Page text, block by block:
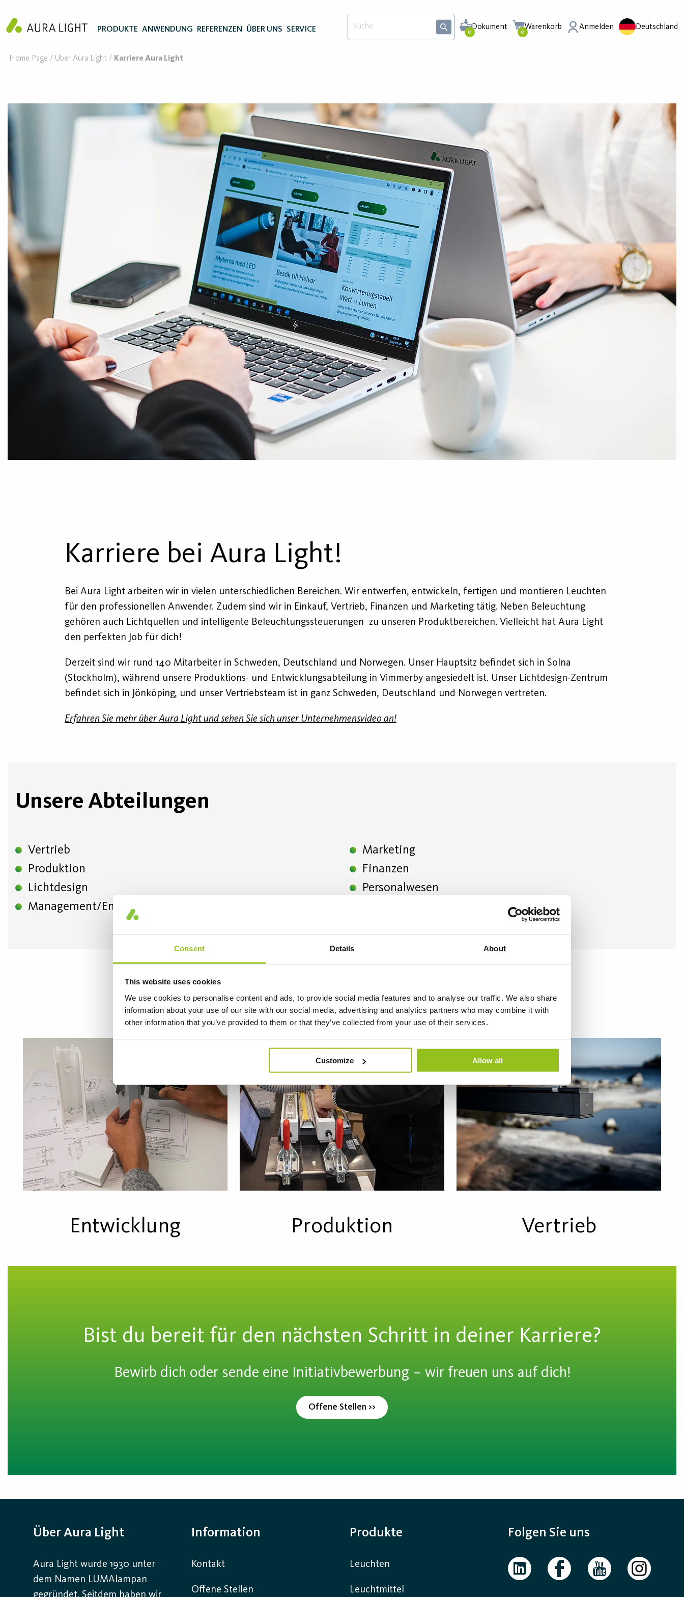
Consent Details About
This website uses cookies
We use cookies to personalise content and ads, to provide social media features and to analyse our traffic. We also share
information about your use of our site with our social media, advertising and analytics partners who may combine it with
other information that you’ve provided to them or that they’ve collected from your use of their services.
Customize Allow all
PRODUKTE ANWENDUNG REFERENZEN ÜBER UNS SERVICE 0
Dokument
0
Warenkorb Anmelden Deutschland
Home Page Über Aura Light Karriere Aura Light
Karriere bei Aura Light!
Bei Aura Light arbeiten wir in vielen unterschiedlichen Bereichen. Wir entwerfen, entwickeln, fertigen und montieren Leuchten
für den professionellen Anwender. Zudem sind wir in Einkauf, Vertrieb, Finanzen und Marketing tätig. Neben Beleuchtung
gehören auch Lichtquellen und intelligente Beleuchtungssteuerungen zu unseren Produktbereichen. Vielleicht hat Aura Light
den perfekten Job für dich!
Derzeit sind wir rund 140 Mitarbeiter in Schweden, Deutschland und Norwegen. Unser Hauptsitz befindet sich in Solna
(Stockholm), während unsere Produktions- und Entwicklungsabteilung in Vimmerby angesiedelt ist. Unser Lichtdesign-Zentrum
befindet sich in Jönköping, und unser Vertriebsteam ist in ganz Schweden, Deutschland und Norwegen vertreten.
Erfahren Sie mehr über Aura Light und sehen Sie sich unser Unternehmensvideo an!
Unsere Abteilungen
Vertrieb
Produktion
Lichtdesign
Management/Entwicklung
Marketing
Finanzen
Personalwesen
Eine Kette aus Fachkompetenz
Entwicklung Produktion Vertrieb
Bist du bereit für den nächsten Schritt in deiner Karriere?
Bewirb dich oder sende eine Initiativbewerbung – wir freuen uns auf dich!
Offene Stellen >>
Über Aura Light
Aura Light wurde 1930 unter
dem Namen LUMAlampan
gegründet. Seitdem haben wir
Information
Kontakt
Offene Stellen
Produkte
Leuchten
Leuchtmittel
Folgen Sie uns